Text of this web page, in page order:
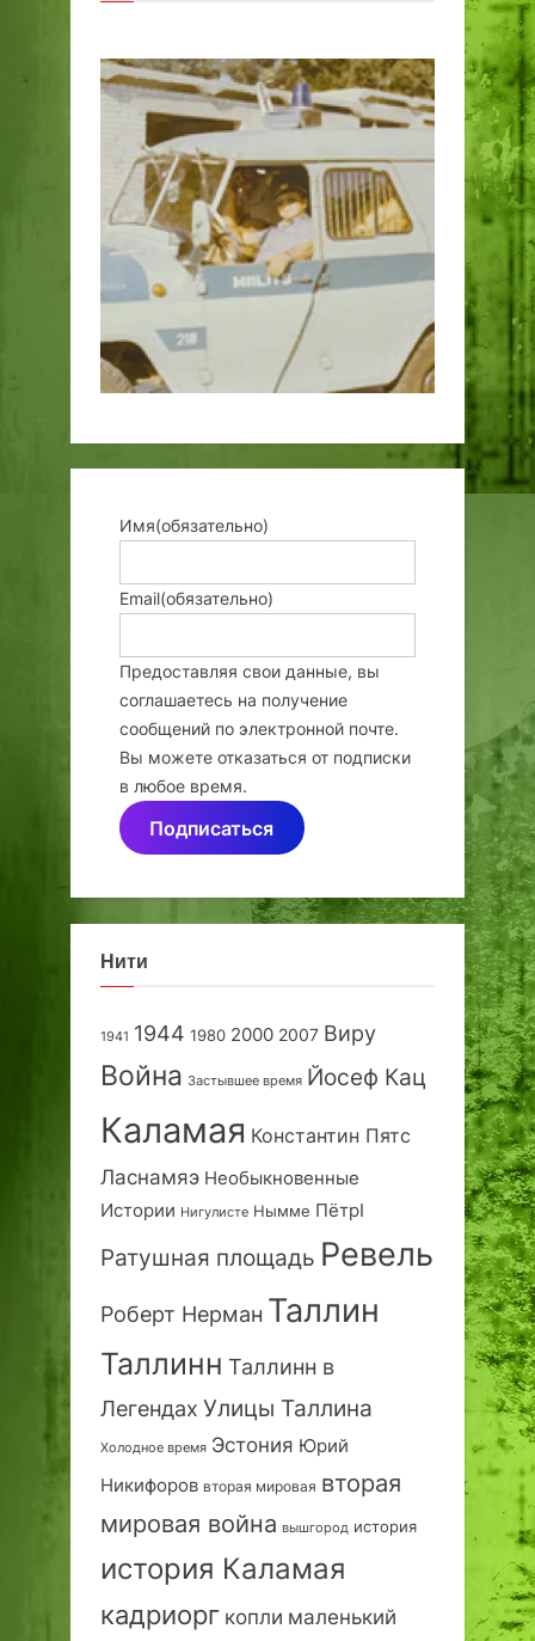
Имя(обязательно)
Email(обязательно)
Предоставляя свои данные, вы
соглашаетесь на получение
сообщений по электронной почте.
Вы можете отказаться от подписки
в любое время.
Подписаться
Нити
1941 1944 1980 2000 2007 Виру
Война Застывшее время Йосеф Кац
Каламая Константин Пятс
Ласнамяэ Необыкновенные
Истории Нигулисте Нымме ПётрI
Ратушная площадь Ревель
Роберт Нерман Таллин
Таллинн Таллинн в
Легендах Улицы Таллина
Холодное время Эстония Юрий
Никифоров вторая мировая вторая
мировая война вышгород история
история Каламая
кадриорг копли маленький